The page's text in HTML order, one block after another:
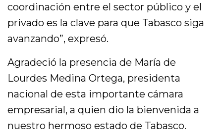
coordinación entre el sector público y el
privado es la clave para que Tabasco siga
avanzando”, expresó.
Agradeció la presencia de María de
Lourdes Medina Ortega, presidenta
nacional de esta importante cámara
empresarial, a quien dio la bienvenida a
nuestro hermoso estado de Tabasco.